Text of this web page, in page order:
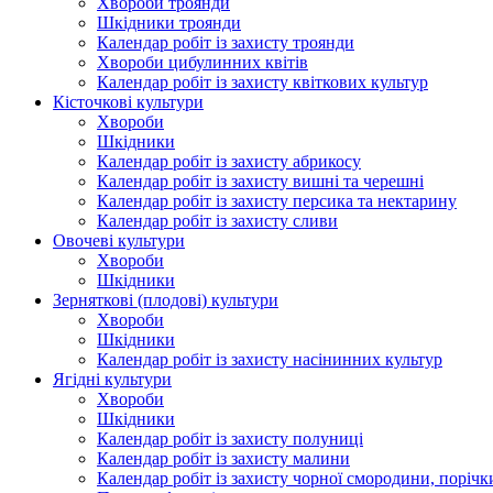
Шкідники троянди
Календар робіт із захисту троянди
Хвороби цибулинних квітів
Календар робіт із захисту квіткових культур
Кісточкові культури
Хвороби
Шкідники
Календар робіт із захисту абрикосу
Календар робіт із захисту вишні та черешні
Календар робіт із захисту персика та нектарину
Календар робіт із захисту сливи
Овочеві культури
Хвороби
Шкідники
Зерняткові (плодові) культури
Хвороби
Шкідники
Календар робіт із захисту насінинних культур
Ягідні культури
Хвороби
Шкідники
Календар робіт із захисту полуниці
Календар робіт із захисту малини
Календар робіт із захисту чорної смородини,